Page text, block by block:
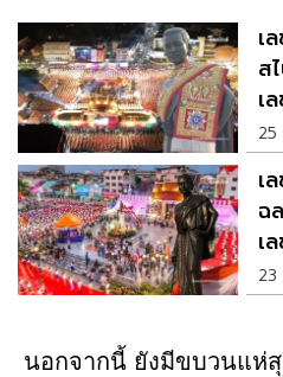
เ
ส
เ
เ
ฉ
เ
นอกจากนี้ ยังมีขบวนแห่